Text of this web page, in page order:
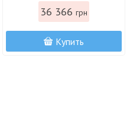
36 366 грн
Купить